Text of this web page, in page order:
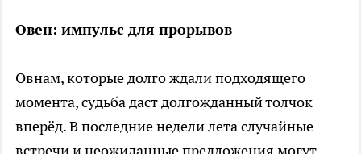
Овен: импульс для прорывов
Овнам, которые долго ждали подходящего
момента, судьба даст долгожданный толчок
вперёд. В последние недели лета случайные